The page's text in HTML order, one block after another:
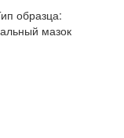
образца:
мазок